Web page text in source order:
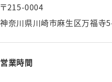
〒215-0004
神奈川県川崎市⿇⽣区万福寺
営業時間